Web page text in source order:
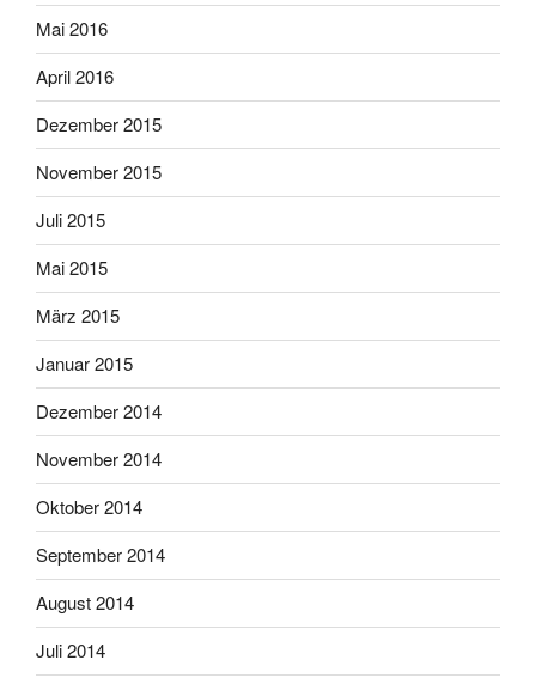
Mai 2016
April 2016
Dezember 2015
November 2015
Juli 2015
Mai 2015
März 2015
Januar 2015
Dezember 2014
November 2014
Oktober 2014
September 2014
August 2014
Juli 2014